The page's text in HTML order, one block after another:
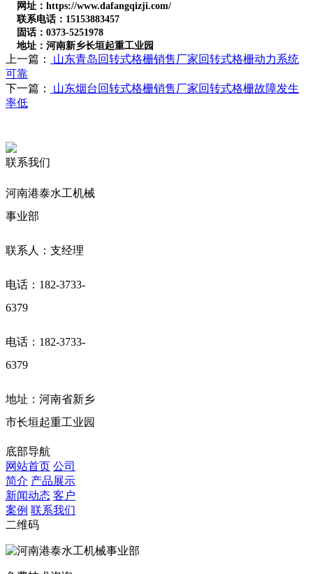
网址：https://www.dafangqizji.com/
联系电话：15153883457
固话：0373-5251978
地址：河南新乡长垣起重工业园
上一篇：
山东青岛回转式格栅销售厂家回转式格栅动力系统
可靠
下一篇：
山东烟台回转式格栅销售厂家回转式格栅故障发生
率低
联系我们
河南港泰水工机械
事业部
联系人：支经理
电话：182-3733-
6379
电话：182-3733-
6379
地址：河南省新乡
市长垣起重工业园
底部导航
网站首页 公司
简介 产品展示
新闻动态 客户
案例 联系我们
二维码